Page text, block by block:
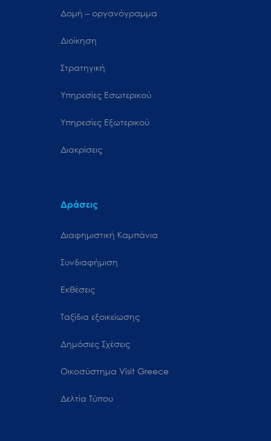
Δομή – οργανόγραμμα
Διοίκηση
Στρατηγική
Υπηρεσίες Εσωτερικού
Υπηρεσίες Εξωτερικού
Διακρίσεις
Δράσεις
Διαφημιστική Καμπάνια
Συνδιαφήμιση
Εκθέσεις
Ταξίδια εξοικείωσης
Δημόσιες Σχέσεις
Oικοσύστημα Visit Greece
Δελτία Τύπου